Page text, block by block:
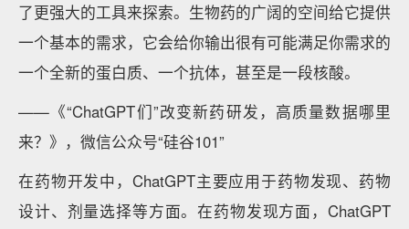
了更强大的工具来探索。生物药的广阔的空间给它提供
一个基本的需求，它会给你输出很有可能满足你需求的
一个全新的蛋白质、一个抗体，甚至是一段核酸。
——《“ChatGPT们”改变新药研发，高质量数据哪里
来？》，微信公众号“硅谷101”
在药物开发中，ChatGPT主要应用于药物发现、药物
设计、剂量选择等方面。在药物发现方面，ChatGPT